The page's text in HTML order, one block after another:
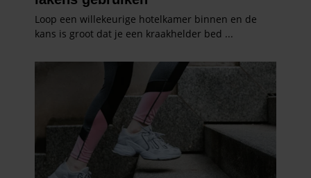
informatie over uw gebruik van onze site met onze
partners voor social media, adverteren en analyse. Deze
partners kunnen deze gegevens combineren met andere
informatie die u aan ze heeft verstrekt of die ze hebben
verzameld op basis van uw gebruik van hun services. U
gaat akkoord met onze cookies als u onze website blijft